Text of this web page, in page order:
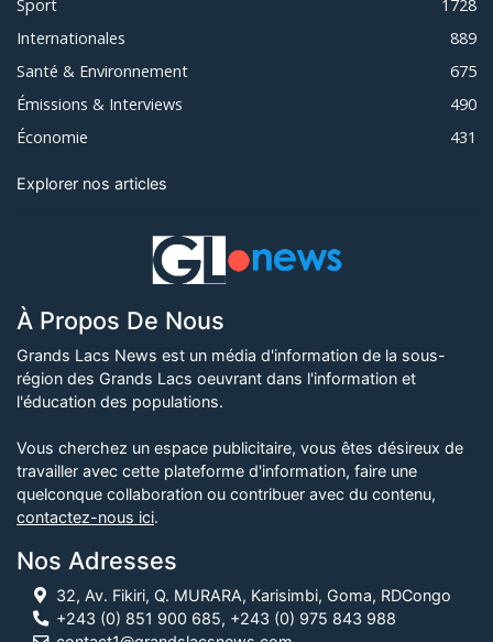
Sport
1728
Internationales
889
Santé & Environnement
675
Émissions & Interviews
490
Économie
431
Explorer nos articles
À Propos De Nous
Grands Lacs News est un média d'information de la sous-
région des Grands Lacs oeuvrant dans l'information et
l'éducation des populations.
Vous cherchez un espace publicitaire, vous êtes désireux de
travailler avec cette plateforme d'information, faire une
quelconque collaboration ou contribuer avec du contenu,
contactez-nous ici.
Nos Adresses
32, Av. Fikiri, Q. MURARA, Karisimbi, Goma, RDCongo
+243 (0) 851 900 685, +243 (0) 975 843 988